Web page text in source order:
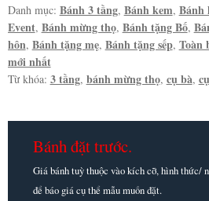
3
tầng
số
lượng
Danh mục: Bánh 3 tầng, Bánh kem, Bánh
Event, Bánh mừng thọ, Bánh tặng Bố,
hôn, Bánh tặng mẹ, Bánh tặng sếp, Toàn
mới nhất
Từ khóa: 3 tầng, bánh mừng thọ, cụ bà,
Bánh đặt trước.
Giá bánh tuỳ thuộc vào kích cỡ, hình thức/
để báo giá cụ thể mẫu muốn đặt.